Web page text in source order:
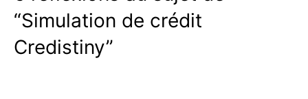
“Simulation de crédit
Credistiny”